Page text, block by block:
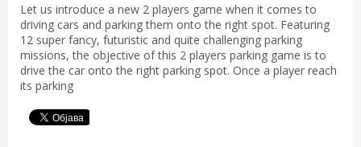
Let us introduce a new 2 players game when it comes to
driving cars and parking them onto the right spot. Featuring
12 super fancy, futuristic and quite challenging parking
missions, the objective of this 2 players parking game is to
drive the car onto the right parking spot. Once a player reach
its parking